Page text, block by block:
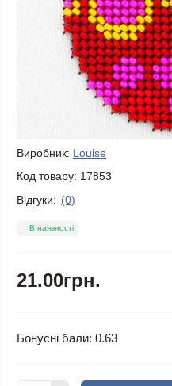
Виробник: Louise
Код товару: 17853
Відгуки: (0)
В наявності
21.00грн.
Бонусні бали: 0.63